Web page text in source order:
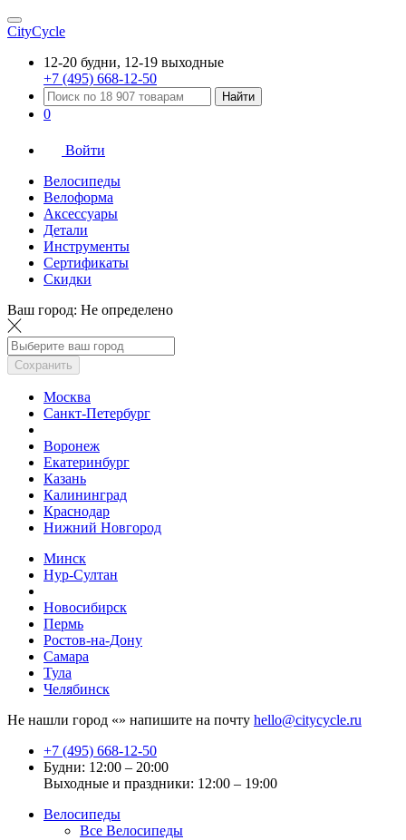
CityCycle
12-20 будни, 12-19 выходные
+7 (495) 668-12-50
Найти
0
Войти
Велосипеды
Велоформа
Аксессуары
Детали
Инструменты
Сертификаты
Скидки
Ваш город: Не определено
Сохранить
Москва
Санкт-Петербург
Воронеж
Екатеринбург
Казань
Калининград
Краснодар
Нижний Новгород
Минск
Нур-Султан
Новосибирск
Пермь
Ростов-на-Дону
Самара
Тула
Челябинск
Не нашли город «» напишите на почту hello@citycycle.ru
+7 (495) 668-12-50
Будни: 12:00 – 20:00
Выходные и праздники: 12:00 – 19:00
Велосипеды
Все Велосипеды